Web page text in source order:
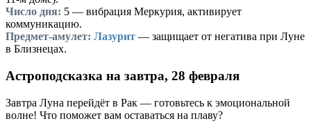
Число дня: 5 — вибрация Меркурия, активирует
коммуникацию.
Предмет-амулет: Лазурит — защищает от негатива при Луне
в Близнецах.
Астроподсказка на завтра, 28 февраля
Завтра Луна перейдёт в Рак — готовьтесь к эмоциональной
волне! Что поможет вам оставаться на плаву?